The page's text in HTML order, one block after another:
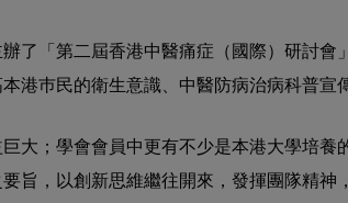
了「第二屆香港中醫痛症（國際）研討
港巿民的衛生意識、中醫防病治病科普宣
大；學會會員中更有不少是本港大學培養
旨，以創新思維繼往開來，發揮團隊精